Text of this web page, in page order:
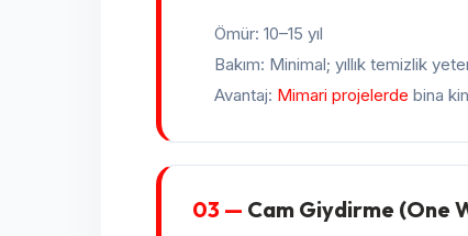
Ömür: 10–15 yıl
Bakım: Minimal; yıllık temizlik
Avantaj: Mimari projelerde bina
03 — Cam Giydirme (One